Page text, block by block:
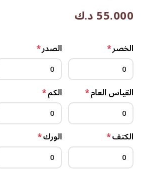
55.000 د.ك
الخصر* الصدر*
القياس العام* الكم*
الكتف* الورك*